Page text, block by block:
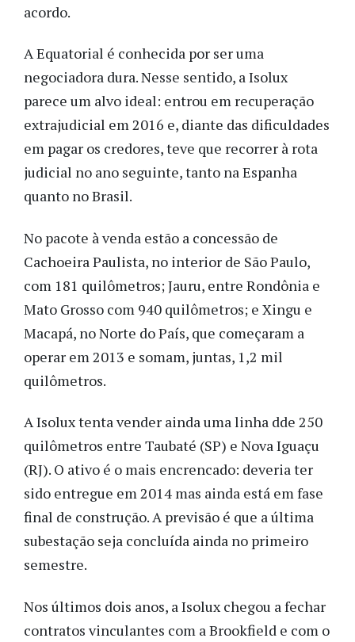
acordo.
A Equatorial é conhecida por ser uma
negociadora dura. Nesse sentido, a Isolux
parece um alvo ideal: entrou em recuperação
extrajudicial em 2016 e, diante das dificuldades
em pagar os credores, teve que recorrer à rota
judicial no ano seguinte, tanto na Espanha
quanto no Brasil.
No pacote à venda estão a concessão de
Cachoeira Paulista, no interior de São Paulo,
com 181 quilômetros; Jauru, entre Rondônia e
Mato Grosso com 940 quilômetros; e Xingu e
Macapá, no Norte do País, que começaram a
operar em 2013 e somam, juntas, 1,2 mil
quilômetros.
A Isolux tenta vender ainda uma linha dde 250
quilômetros entre Taubaté (SP) e Nova Iguaçu
(RJ). O ativo é o mais encrencado: deveria ter
sido entregue em 2014 mas ainda está em fase
final de construção. A previsão é que a última
subestação seja concluída ainda no primeiro
semestre.
Nos últimos dois anos, a Isolux chegou a fechar
contratos vinculantes com a Brookfield e com o